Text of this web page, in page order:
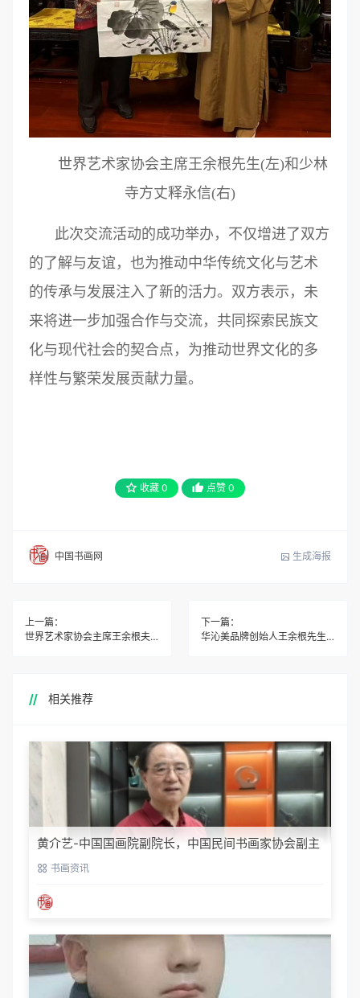
世界艺术家协会主席王余根先生(左)和少林
寺方丈释永信(右)
此次交流活动的成功举办，不仅增进了双方
的了解与友谊，也为推动中华传统文化与艺术
的传承与发展注入了新的活力。双方表示，未
来将进一步加强合作与交流，共同探索民族文
化与现代社会的契合点，为推动世界文化的多
样性与繁荣发展贡献力量。
收藏 0 点赞 0
中国书画网 生成海报
上一篇：
世界艺术家协会主席王余根夫妇造访延鲁武校
下一篇：
华沁美品牌创始人王余根先生与少林武僧深度交流
相关推荐
黄介艺-中国国画院副院长，中国民间书画家协会副主
席 书画资讯